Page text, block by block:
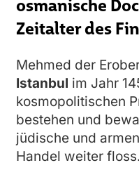
Zeitalter des
Mehmed der
Istanbul im Jahr
kosmopolitischen
bestehen und
jüdische und
Handel weiter floss.